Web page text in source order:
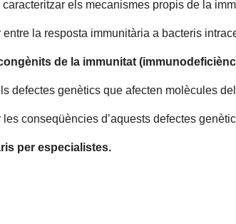
caracteritzar els mecanismes propis de la
la resposta immunitària a bacteris
de la immunitat
defectes genètics que afecten molècules
conseqüències d’aquests defectes
per especialistes.